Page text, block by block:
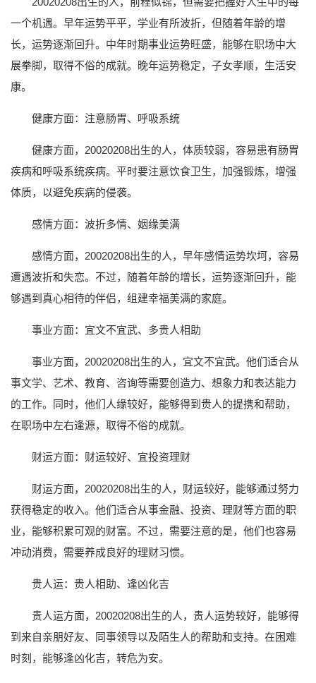
一个机遇。早年运势平平，学业有所波折，但随着年龄的增
长，运势逐渐回升。中年时期事业运势旺盛，能够在职场中大
展拳脚，取得不俗的成就。晚年运势稳定，子女孝顺，生活安
康。
健康方面：注意肠胃、呼吸系统
健康方面，20020208出生的人，体质较弱，容易患有肠胃
疾病和呼吸系统疾病。平时要注意饮食卫生，加强锻炼，增强
体质，以避免疾病的侵袭。
感情方面：波折多情、姻缘美满
感情方面，20020208出生的人，早年感情运势坎坷，容易
遭遇波折和失恋。不过，随着年龄的增长，运势逐渐回升，能
够遇到真心相待的伴侣，组建幸福美满的家庭。
事业方面：宜文不宜武、多贵人相助
事业方面，20020208出生的人，宜文不宜武。他们适合从
事文学、艺术、教育、咨询等需要创造力、想象力和表达能力
的工作。同时，他们人缘较好，能够得到贵人的提携和帮助，
在职场中左右逢源，取得不俗的成就。
财运方面：财运较好、宜投资理财
财运方面，20020208出生的人，财运较好，能够通过努力
获得稳定的收入。他们适合从事金融、投资、理财等方面的职
业，能够积累可观的财富。不过，需要注意的是，他们也容易
冲动消费，需要养成良好的理财习惯。
贵人运：贵人相助、逢凶化吉
贵人运方面，20020208出生的人，贵人运势较好，能够得
到来自亲朋好友、同事领导以及陌生人的帮助和支持。在困难
时刻，能够逢凶化吉，转危为安。